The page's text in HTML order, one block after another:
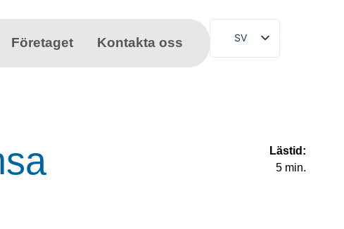
Företaget Kontakta oss
SV
DE
Lästid:
5 min.